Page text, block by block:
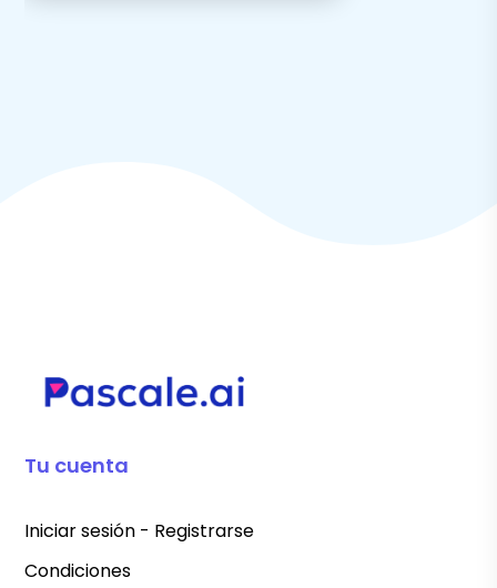
Tu cuenta
Iniciar sesión - Registrarse
Condiciones